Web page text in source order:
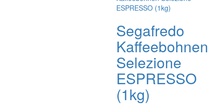
Segafredo
Kaffeebohnen
Selezione
ESPRESSO
(1kg)